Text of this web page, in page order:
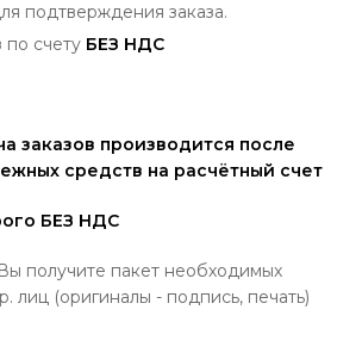
подтверждения заказа.
по счету БЕЗ НДС
заказов производится после
средств на расчётный счет
БЕЗ НДС
получите пакет необходимых
лиц (оригиналы - подпись, печать)